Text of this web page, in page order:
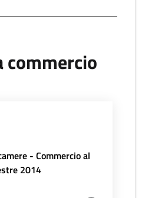
commercio
- Commercio al
2014